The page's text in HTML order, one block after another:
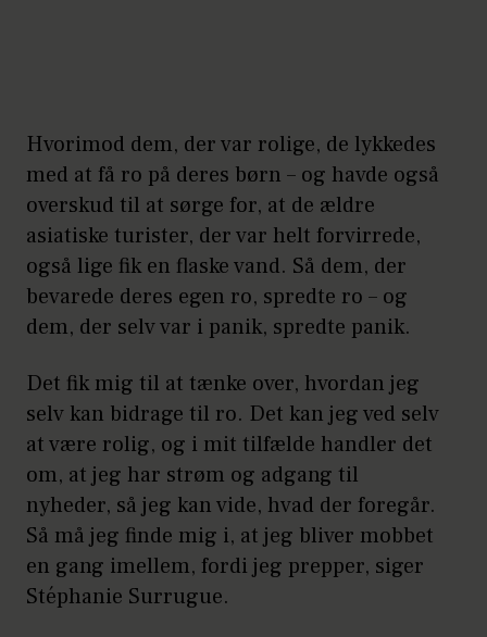
Hvorimod dem, der var rolige, de lykkedes
med at få ro på deres børn – og havde også
overskud til at sørge for, at de ældre
asiatiske turister, der var helt forvirrede,
også lige fik en flaske vand. Så dem, der
bevarede deres egen ro, spredte ro – og
dem, der selv var i panik, spredte panik.
Det fik mig til at tænke over, hvordan jeg
selv kan bidrage til ro. Det kan jeg ved selv
at være rolig, og i mit tilfælde handler det
om, at jeg har strøm og adgang til
nyheder, så jeg kan vide, hvad der foregår.
Så må jeg finde mig i, at jeg bliver mobbet
en gang imellem, fordi jeg prepper, siger
Stéphanie Surrugue.